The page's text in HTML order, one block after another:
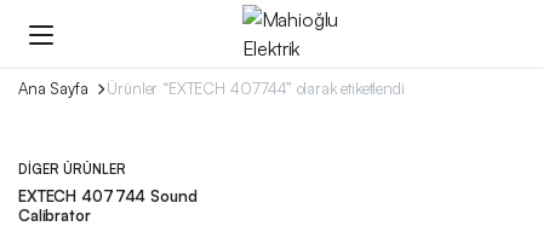
Ana Sayfa Ürünler “EXTECH 407744” olarak etiketlendi
DIGER ÜRÜNLER
EXTECH 407744 Sound
Calibrator